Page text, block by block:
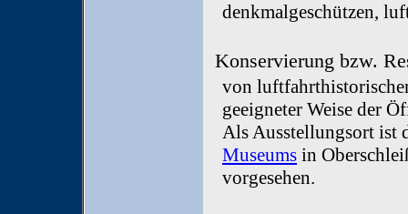
denkmalgeschützen,
Konservierung bzw.
von
geeigneter Weise der
Als Ausstellungsort ist
Museums in
vorgesehen.